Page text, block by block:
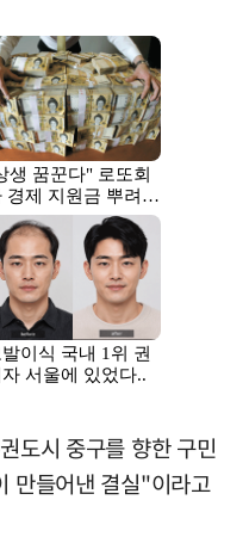
도시 중구를 향한 구민
만들어낸 결실"이라고